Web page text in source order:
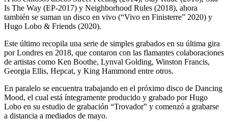
Is The Way (EP-2017) y Neighborhood Rules (2018), ahora
también se suman un disco en vivo (“Vivo en Finisterre” 2020) y
Hugo Lobo & Friends (2020).
Este último recopila una serie de simples grabados en su última gira
por Londres en 2018, que contaron con las flamantes colaboraciones
de artistas como Ken Boothe, Lynval Golding, Winston Francis,
Georgia Ellis, Hepcat, y King Hammond entre otros.
En paralelo se encuentra trabajando en el próximo disco de Dancing
Mood, el cual está íntegramente producido y grabado por Hugo
Lobo en su estudio de grabación “Trovador” y comenzó a grabarse
a distancia a mediados de mayo.